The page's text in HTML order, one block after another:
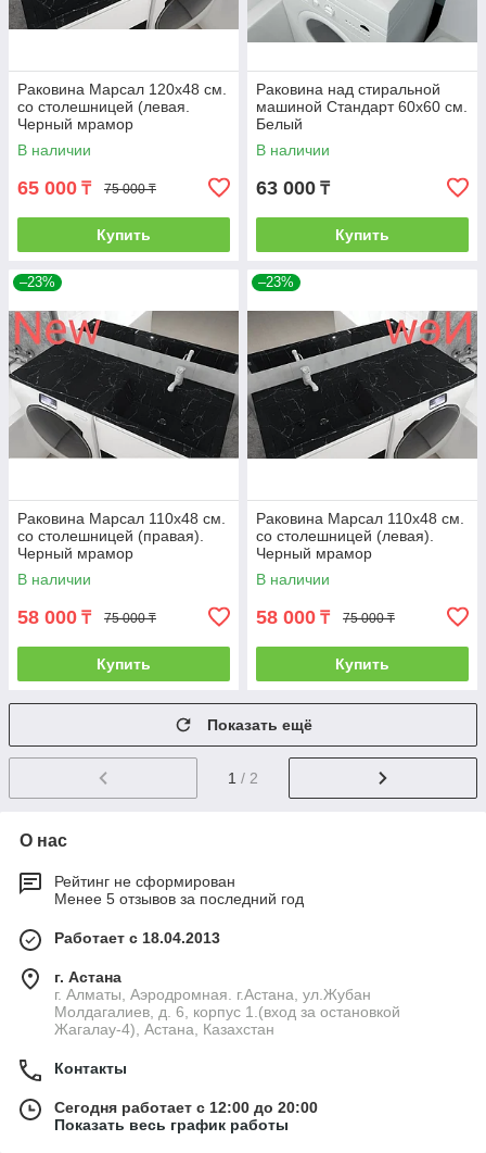
Раковина Марсал 120х48 см.
со столешницей (левая.
Черный мрамор
В наличии
65 000 ₸ 75 000 ₸
Купить
Раковина над стиральной
машиной Стандарт 60х60 см.
Белый
В наличии
63 000 ₸
Купить
–23%
Раковина Марсал 110х48 см.
со столешницей (правая).
Черный мрамор
В наличии
58 000 ₸ 75 000 ₸
Купить
–23%
Раковина Марсал 110х48 см.
со столешницей (левая).
Черный мрамор
В наличии
58 000 ₸ 75 000 ₸
Купить
Показать ещё
1 / 2
О нас
Рейтинг не сформирован
Менее 5 отзывов за последний год
Работает с 18.04.2013
г. Астана
г. Алматы, Аэродромная. г.Астана, ул.Жубан
Молдагалиев, д. 6, корпус 1.(вход за остановкой
Жагалау-4), Астана, Казахстан
Контакты
Сегодня работает с 12:00 до 20:00
Показать весь график работы